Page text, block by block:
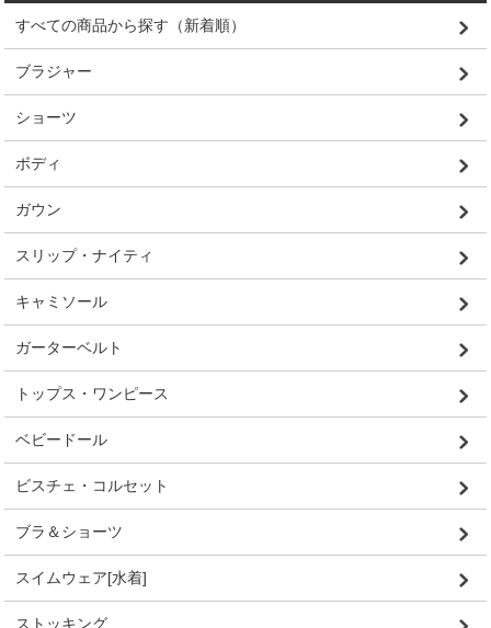
すべての商品から探す（新着順）
ブラジャー
ショーツ
ボディ
ガウン
スリップ・ナイティ
キャミソール
ガーターベルト
トップス・ワンピース
ベビードール
ビスチェ・コルセット
ブラ＆ショーツ
スイムウェア[水着]
ストッキング